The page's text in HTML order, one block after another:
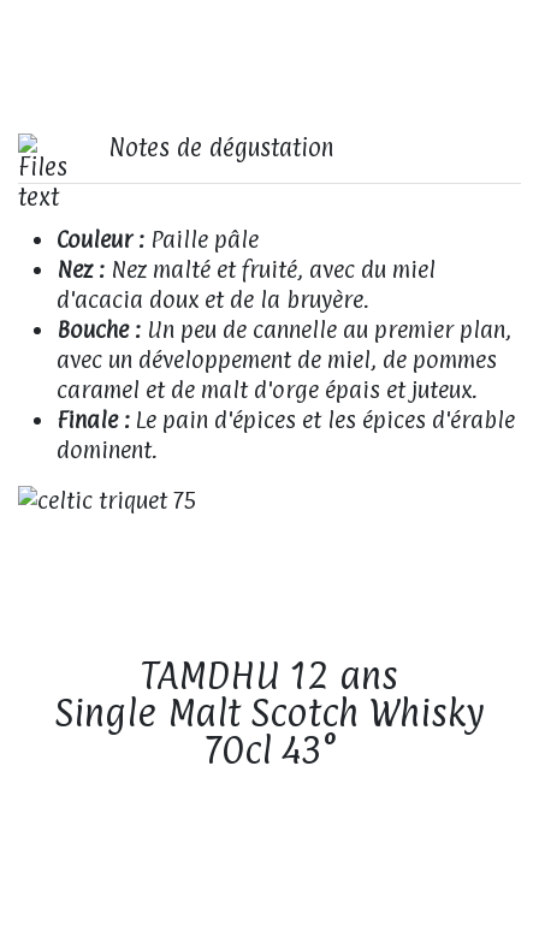
Notes de dégustation
Couleur : Paille pâle
Nez : Nez malté et fruité, avec du miel
d'acacia doux et de la bruyère.
Bouche : Un peu de cannelle au premier plan,
avec un développement de miel, de pommes
caramel et de malt d'orge épais et juteux.
Finale : Le pain d'épices et les épices d'érable
dominent.
TAMDHU 12 ans
Single Malt Scotch Whisky
70cl 43°